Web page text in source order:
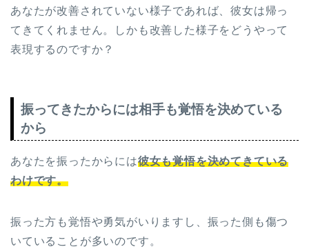
あなたが改善されていない様子であれば、彼女は帰っ
てきてくれません。しかも改善した様子をどうやって
表現するのですか？
振ってきたからには相手も覚悟を決めている
から
あなたを振ったからには彼女も覚悟を決めてきている
わけです。
振った方も覚悟や勇気がいりますし、振った側も傷つ
いていることが多いのです。